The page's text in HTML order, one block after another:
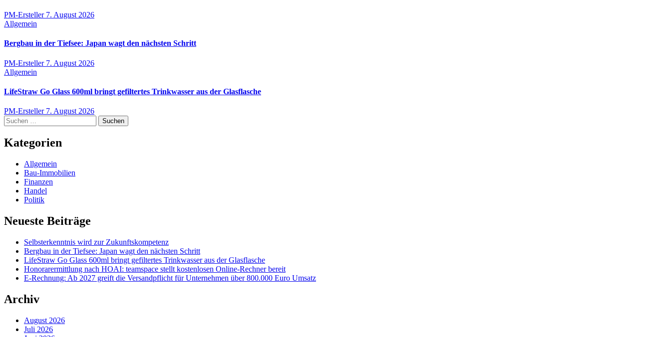
PM-Ersteller 7. August 2026
Allgemein
Bergbau in der Tiefsee: Japan wagt den nächsten Schritt
PM-Ersteller 7. August 2026
Allgemein
LifeStraw Go Glass 600ml bringt gefiltertes Trinkwasser aus der Glasflasche
PM-Ersteller 7. August 2026
Suchen
nach:
Kategorien
Allgemein
Bau-Immobilien
Finanzen
Handel
Politik
Neueste Beiträge
Selbsterkenntnis wird zur Zukunftskompetenz
Bergbau in der Tiefsee: Japan wagt den nächsten Schritt
LifeStraw Go Glass 600ml bringt gefiltertes Trinkwasser aus der Glasflasche
Honorarermittlung nach HOAI: teamspace stellt kostenlosen Online-Rechner bereit
E-Rechnung: Ab 2027 greift die Versandpflicht für Unternehmen über 800.000 Euro Umsatz
Archiv
August 2026
Juli 2026